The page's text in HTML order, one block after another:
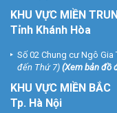
KHU VỰC MIỀN
Tỉnh Khánh Hòa
Số 02 Chung cư Ngô Gia
đến Thứ 7) (Xem bản đồ
KHU VỰC MIỀN BẮC
Tp. Hà Nội